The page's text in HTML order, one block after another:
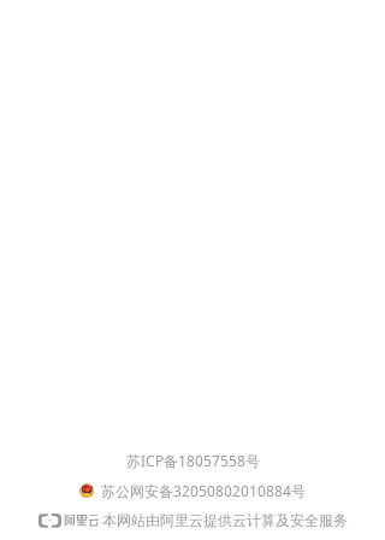
苏ICP备18057558号
苏公网安备32050802010884号
本网站由阿里云提供云计算及安全服务